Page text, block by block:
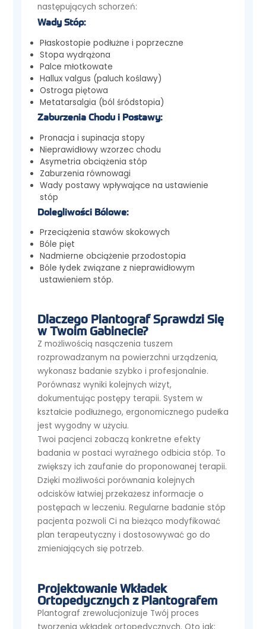
następujących schorzeń:
Wady Stóp:
Płaskostopie podłużne i poprzeczne
Stopa wydrążona
Palce młotkowate
Hallux valgus (paluch koślawy)
Ostroga piętowa
Metatarsalgia (ból śródstopia)
Zaburzenia Chodu i Postawy:
Pronacja i supinacja stopy
Nieprawidłowy wzorzec chodu
Asymetria obciążenia stóp
Zaburzenia równowagi
Wady postawy wpływające na ustawienie
stóp
Dolegliwości Bólowe:
Przeciążenia stawów skokowych
Bóle pięt
Nadmierne obciążenie przodostopia
Bóle łydek związane z nieprawidłowym
ustawieniem stóp.
Dlaczego Plantograf Sprawdzi Się
w Twoim Gabinecie?
Z możliwością nasączenia tuszem
rozprowadzanym na powierzchni urządzenia,
wykonasz badanie szybko i profesjonalnie.
Porównasz wyniki kolejnych wizyt,
dokumentując postępy terapii. System w
kształcie podłużnego, ergonomicznego pudełka
jest wygodny w użyciu.
Twoi pacjenci zobaczą konkretne efekty
badania w postaci wyraźnego odbicia stóp. To
zwiększy ich zaufanie do proponowanej terapii.
Dzięki możliwości porównania kolejnych
odcisków łatwiej przekażesz informacje o
postępach w leczeniu. Regularne badanie stóp
pacjenta pozwoli Ci na bieżąco modyfikować
plan terapeutyczny i dostosowywać go do
zmieniających się potrzeb.
Projektowanie Wkładek
Ortopedycznych z Plantografem
Plantograf zrewolucjonizuje Twój proces